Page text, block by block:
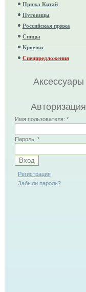
Пряжа Китай
Пуговицы
Российская пряжа
Спицы
Крючки
Спецпредложения
Аксессуары
Авторизация
Имя пользователя: *
Пароль: *
Регистрация
Забыли пароль?